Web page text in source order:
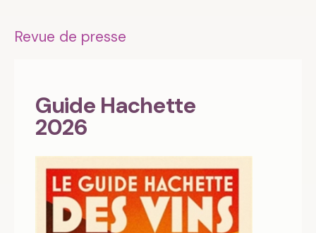
Revue de presse
Guide Hachette
2026